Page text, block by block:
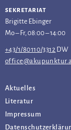
sekretariat
Brigitte Ebinger
Mo – Fr, 08:00 – 14:00
+43/1/80110/3312 DW
Aktuelles
Literatur
Impressum